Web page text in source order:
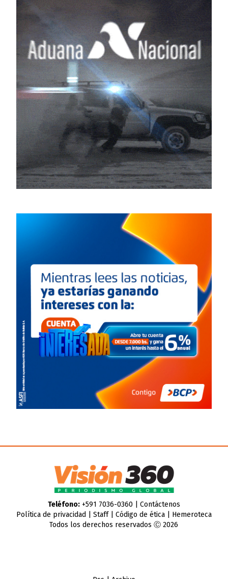
Teléfono:+591 7036-0360 | Contáctenos
Política de privacidad
Staff| Código de ética| Hemeroteca
Todos los derechos reservados Ⓒ 2026